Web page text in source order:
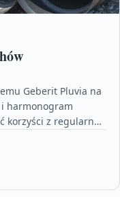
Geberit Pluvia na
i harmonogram
korzyści z regularnej